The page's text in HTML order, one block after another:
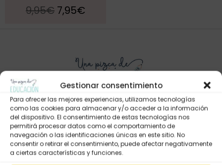
Gestionar consentimiento
Para ofrecer las mejores experiencias, utilizamos tecnologías
como las cookies para almacenar y/o acceder a la información
del dispositivo. El consentimiento de estas tecnologías nos
permitirá procesar datos como el comportamiento de
navegación o las identificaciones únicas en este sitio. No
consentir o retirar el consentimiento, puede afectar negativamente
a ciertas características y funciones.
9,95€ 7,95€
Mi Cuenta
Lista de deseos
Mi Perfil